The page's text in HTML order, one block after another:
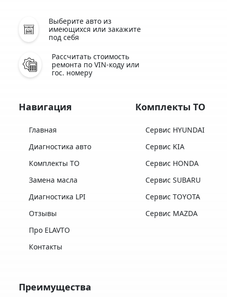
Выберите авто из
имеющихся или закажите
под себя
Рассчитать стоимость
ремонта по VIN-коду или
гос. номеру
Навигация
Главная
Диагностика авто
Комплекты ТО
Замена масла
Диагностика LPI
Отзывы
Про ELAVTO
Контакты
Комплекты ТО
Сервис HYUNDAI
Сервис KIA
Сервис HONDA
Сервис SUBARU
Сервис TOYOTA
Сервис MAZDA
Преимущества